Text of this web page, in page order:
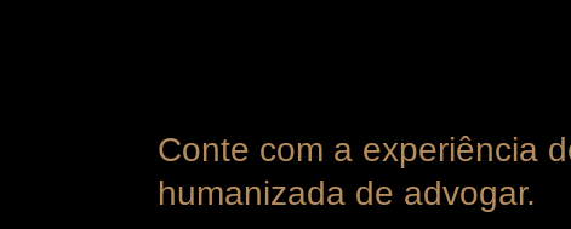
Conte com a experiência
humanizada de advogar.